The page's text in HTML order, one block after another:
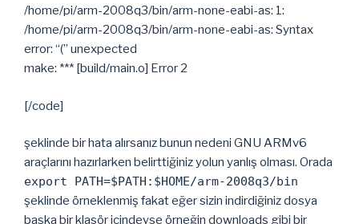
/home/pi/arm-2008q3/bin/arm-none-eabi-as: 1:
/home/pi/arm-2008q3/bin/arm-none-eabi-as: Syntax
error: “(” unexpected
make: *** [build/main.o] Error 2
[/code]
şeklinde bir hata alırsanız bunun nedeni GNU ARMv6
araçlarını hazırlarken belirttiğiniz yolun yanlış olması. Orada
export PATH=$PATH:$HOME/arm-2008q3/bin
şeklinde örneklenmiş fakat eğer sizin indirdiğiniz dosya
başka bir klasör içindeyse örneğin downloads gibi bir